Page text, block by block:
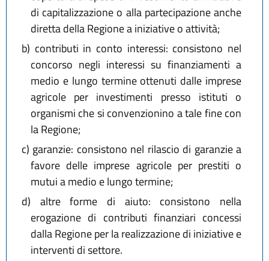
di capitalizzazione o alla partecipazione anche
diretta della Regione a iniziative o attività;
b) contributi in conto interessi: consistono nel
concorso negli interessi su finanziamenti a
medio e lungo termine ottenuti dalle imprese
agricole per investimenti presso istituti o
organismi che si convenzionino a tale fine con
la Regione;
c) garanzie: consistono nel rilascio di garanzie a
favore delle imprese agricole per prestiti o
mutui a medio e lungo termine;
d) altre forme di aiuto: consistono nella
erogazione di contributi finanziari concessi
dalla Regione per la realizzazione di iniziative e
interventi di settore.